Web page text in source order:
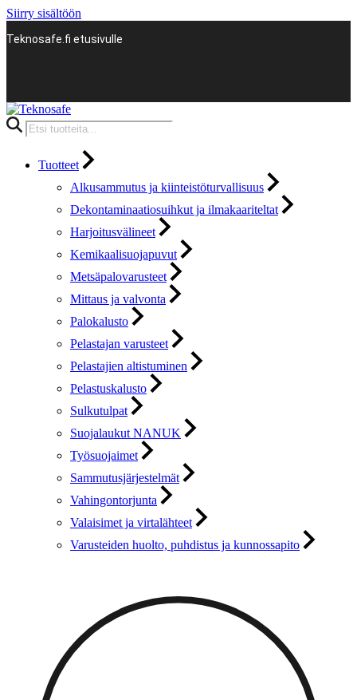
Siirry sisältöön
Teknosafe.fi etusivulle
Products
search
Tuotteet
Alkusammutus ja kiinteistöturvallisuus
Dekontaminaatiosuihkut ja ilmakaariteltat
Harjoitusvälineet
Kemikaalisuojapuvut
Metsäpalovarusteet
Mittaus ja valvonta
Palokalusto
Pelastajan varusteet
Pelastajien altistuminen
Pelastuskalusto
Sulkutulpat
Suojalaukut NANUK
Työsuojaimet
Sammutusjärjestelmät
Vahingontorjunta
Valaisimet ja virtalähteet
Varusteiden huolto, puhdistus ja kunnossapito